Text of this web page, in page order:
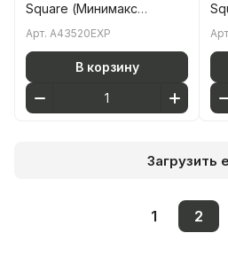
Square (Минимакс
Сквуэр) A43520EXP
Арт. A43520EXP
В корзину
Загрузить
1 2